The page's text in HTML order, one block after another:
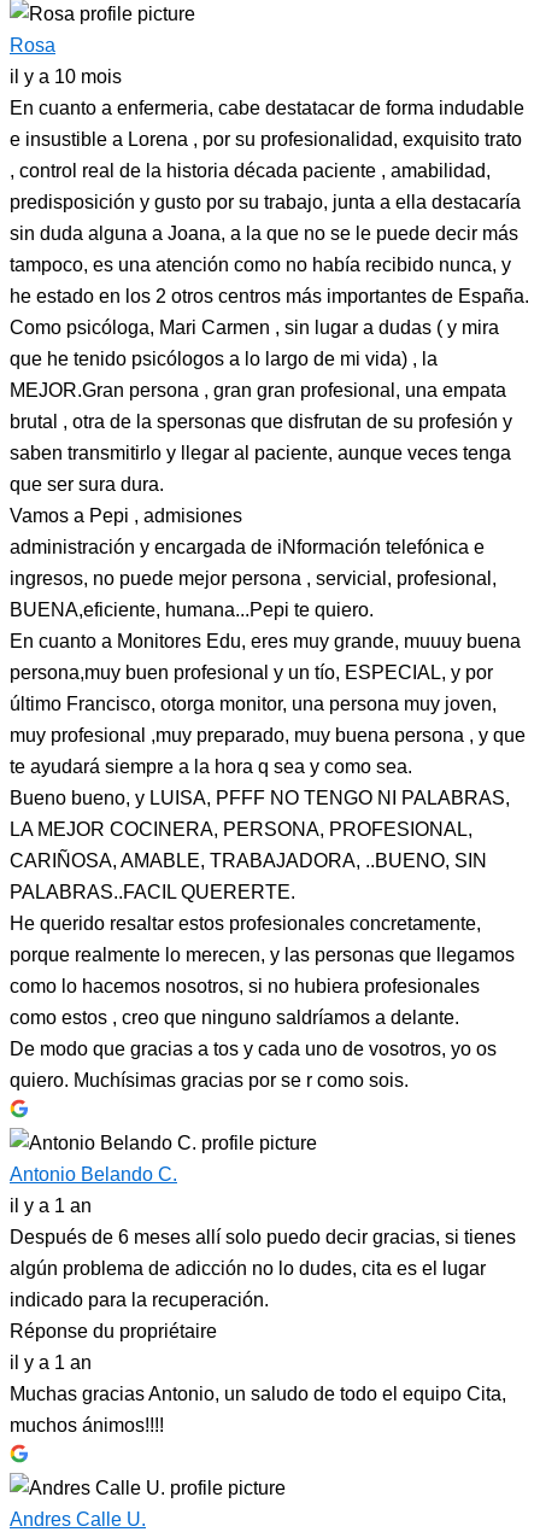
Rosa
il y a 10 mois
En cuanto a enfermeria, cabe destatacar de forma indudable
e insustible a Lorena , por su profesionalidad, exquisito trato
, control real de la historia década paciente , amabilidad,
predisposición y gusto por su trabajo, junta a ella destacaría
sin duda alguna a Joana, a la que no se le puede decir más
tampoco, es una atención como no había recibido nunca, y
he estado en los 2 otros centros más importantes de España.
Como psicóloga, Mari Carmen , sin lugar a dudas ( y mira
que he tenido psicólogos a lo largo de mi vida) , la
MEJOR.Gran persona , gran gran profesional, una empata
brutal , otra de la spersonas que disfrutan de su profesión y
saben transmitirlo y llegar al paciente, aunque veces tenga
que ser sura dura.
Vamos a Pepi , admisiones
administración y encargada de iNformación telefónica e
ingresos, no puede mejor persona , servicial, profesional,
BUENA,eficiente, humana...Pepi te quiero.
En cuanto a Monitores Edu, eres muy grande, muuuy buena
persona,muy buen profesional y un tío, ESPECIAL, y por
último Francisco, otorga monitor, una persona muy joven,
muy profesional ,muy preparado, muy buena persona , y que
te ayudará siempre a la hora q sea y como sea.
Bueno bueno, y LUISA, PFFF NO TENGO NI PALABRAS,
LA MEJOR COCINERA, PERSONA, PROFESIONAL,
CARIÑOSA, AMABLE, TRABAJADORA, ..BUENO, SIN
PALABRAS..FACIL QUERERTE.
He querido resaltar estos profesionales concretamente,
porque realmente lo merecen, y las personas que llegamos
como lo hacemos nosotros, si no hubiera profesionales
como estos , creo que ninguno saldríamos a delante.
De modo que gracias a tos y cada uno de vosotros, yo os
quiero. Muchísimas gracias por se r como sois.
Antonio Belando C.
il y a 1 an
Después de 6 meses allí solo puedo decir gracias, si tienes
algún problema de adicción no lo dudes, cita es el lugar
indicado para la recuperación.
Réponse du propriétaire
il y a 1 an
Muchas gracias Antonio, un saludo de todo el equipo Cita,
muchos ánimos!!!!
Andres Calle U.